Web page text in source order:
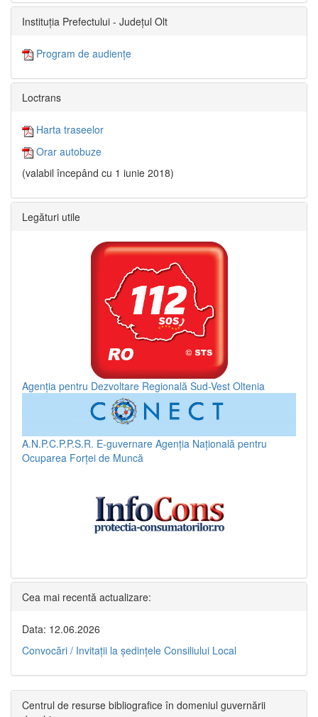
Instituția Prefectului - Județul Olt
Program de audiențe
Loctrans
Harta traseelor
Orar autobuze
(valabil începând cu 1 iunie 2018)
Legături utile
Agenția pentru Dezvoltare Regională Sud-Vest Oltenia
A.N.P.C.P.P.S.R. E-guvernare Agenția Națională pentru
Ocuparea Forței de Muncă
Cea mai recentă actualizare:
Data: 12.06.2026
Convocări / Invitaţii la şedinţele Consiliului Local
Centrul de resurse bibliografice în domeniul guvernării